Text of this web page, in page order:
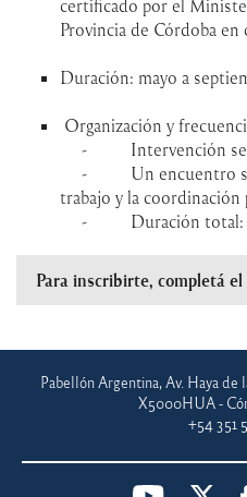
certificado por el
Provincia de Córdoba
Duración: mayo a
Organización y
- Intervención
- Un encuentro
trabajo y la coordinación
- Duración total: 5
Para inscribirte, completá el
Pabellón Argentina, Av. Haya
X5000HUA -
+54 351